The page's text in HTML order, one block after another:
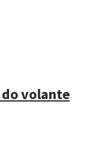
volante